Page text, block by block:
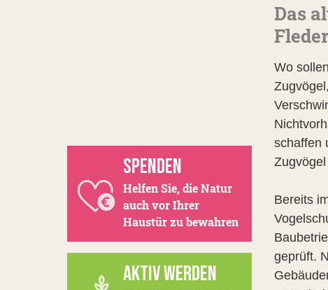
Das
Wo
schaffen
Bereits
geprüft.
SPENDEN
Helfen Sie, die Natur
auch vor Ihrer
Haustür zu bewahren
AKTIV WERDEN